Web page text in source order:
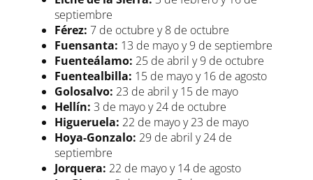
septiembre
Férez: 7 de octubre y 8 de octubre
Fuensanta: 13 de mayo y 9 de septiembre
Fuenteálamo: 25 de abril y 9 de octubre
Fuentealbilla: 15 de mayo y 16 de agosto
Golosalvo: 23 de abril y 15 de mayo
Hellín: 3 de mayo y 24 de octubre
Higueruela: 22 de mayo y 23 de mayo
Hoya-Gonzalo: 29 de abril y 24 de
septiembre
Jorquera: 22 de mayo y 14 de agosto